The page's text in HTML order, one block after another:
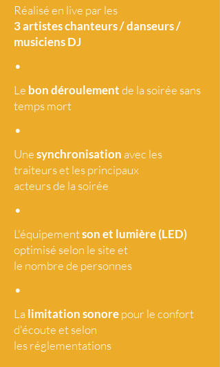
Réalisé en live par les
3 artisteschanteurs / danseurs /
musiciens DJ
•
Le bon déroulementde la soirée sans
temps mort
•
Unesynchronisation avec les
traiteurs et les principaux
acteurs de la soirée
•
L'équipementson et lumière (LED)
optimisé selon le site et
le nombre de personnes
•
La limitation sonorepour le confort
d'écoute et selon
les réglementations